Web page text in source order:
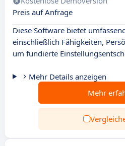
Preis auf Anfrage
Diese Software bietet
einschließlich Fähigkeiten,
um fundierte
Mehr Details anzeigen
Mehr